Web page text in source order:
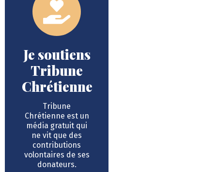
Je soutiens
Tribune
Chrétienne
Tribune
Chrétienne est un
média gratuit qui
ne vit que des
contributions
volontaires de ses
donateurs.